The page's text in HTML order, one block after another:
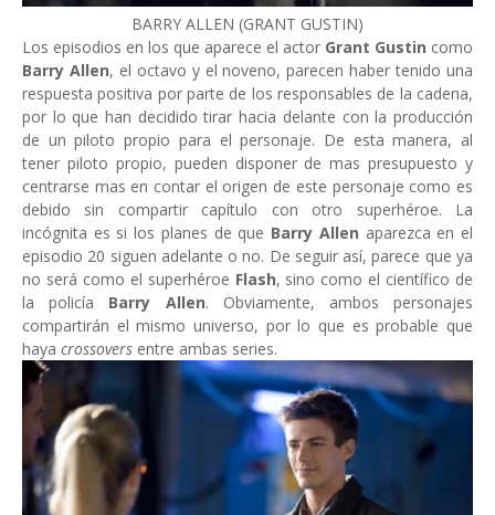
BARRY ALLEN (GRANT GUSTIN)
Los episodios en los que aparece el actor Grant Gustin como
Barry Allen, el octavo y el noveno, parecen haber tenido una
respuesta positiva por parte de los responsables de la cadena,
por lo que han decidido tirar hacia delante con la producción
de un piloto propio para el personaje. De esta manera, al
tener piloto propio, pueden disponer de mas presupuesto y
centrarse mas en contar el origen de este personaje como es
debido sin compartir capítulo con otro superhéroe. La
incógnita es si los planes de que Barry Allen aparezca en el
episodio 20 siguen adelante o no. De seguir así, parece que ya
no será como el superhéroe Flash, sino como el científico de
la policía Barry Allen. Obviamente, ambos personajes
compartirán el mismo universo, por lo que es probable que
haya crossovers entre ambas series.